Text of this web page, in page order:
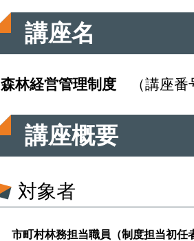
講座名
森林経営管理制度 （講座番
講座概要
対象者
市町村林務担当職員（制度担当初任